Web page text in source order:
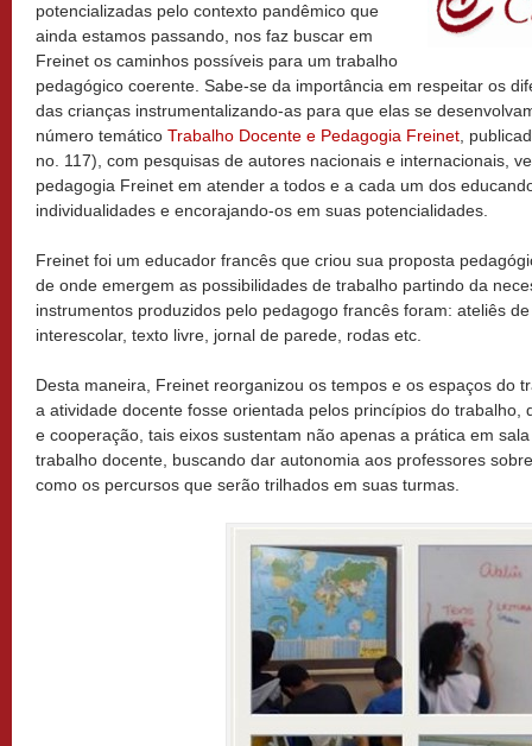
potencializadas pelo contexto pandêmico que
ainda estamos passando, nos faz buscar em
Freinet os caminhos possíveis para um trabalho
pedagógico coerente. Sabe-se da importância em respeitar os
das crianças instrumentalizando-as para que elas se
número temático Trabalho Docente e Pedagogia Freinet ,
no. 117), com pesquisas de autores nacionais e internacionais,
pedagogia Freinet em atender a todos e a cada um dos
individualidades e encorajando-os em suas potencialidades.
Freinet foi um educador francês que criou sua proposta
de onde emergem as possibilidades de trabalho partindo da
instrumentos produzidos pelo pedagogo francês foram: ateliês
interescolar, texto livre, jornal de parede, rodas etc.
Desta maneira, Freinet reorganizou os tempos e os espaços do
a atividade docente fosse orientada pelos princípios do trabalho,
e cooperação, tais eixos sustentam não apenas a prática em
trabalho docente, buscando dar autonomia aos professores
como os percursos que serão trilhados em suas turmas.